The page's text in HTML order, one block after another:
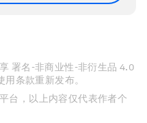
署名-非商业性-非衍生品 4.0
条款重新发布。
台，以上内容仅代表作者个